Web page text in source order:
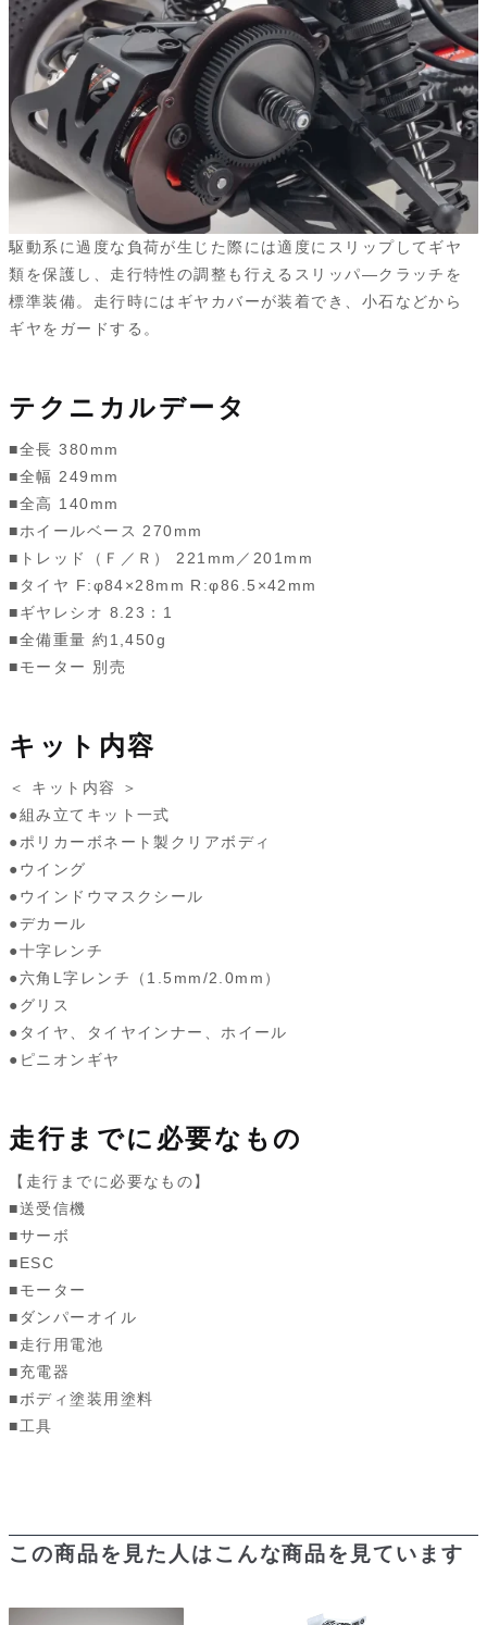
駆動系に過度な負荷が生じた際には適度にスリップしてギヤ
類を保護し、走行特性の調整も行えるスリッパ―クラッチを
標準装備。走行時にはギヤカバーが装着でき、小石などから
ギヤをガードする。
テクニカルデータ
■全長 380mm
■全幅 249mm
■全高 140mm
■ホイールベース 270mm
■トレッド（Ｆ／Ｒ） 221mm／201mm
■タイヤ F:φ84×28mm R:φ86.5×42mm
■ギヤレシオ 8.23：1
■全備重量 約1,450g
■モーター 別売
キット内容
＜ キット内容 ＞
●組み立てキット一式
●ポリカーボネート製クリアボディ
●ウイング
●ウインドウマスクシール
●デカール
●十字レンチ
●六角L字レンチ（1.5mm/2.0mm）
●グリス
●タイヤ、タイヤインナー、ホイール
●ピニオンギヤ
走行までに必要なもの
【走行までに必要なもの】
■送受信機
■サーボ
■ESC
■モーター
■ダンパーオイル
■走行用電池
■充電器
■ボディ塗装用塗料
■工具
この商品を見た人はこんな商品を見ています